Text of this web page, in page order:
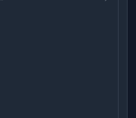
танцев💃🕺